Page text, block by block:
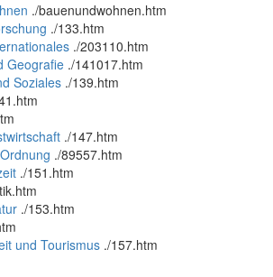
./bauenundwohnen.htm
./133.htm
./203110.htm
Geografie ./141017.htm
Soziales ./139.htm
./147.htm
./89557.htm
./151.htm
./153.htm
und Tourismus ./157.htm